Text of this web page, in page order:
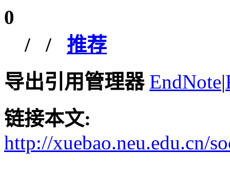
0
/ / 推荐
导出引用管理器 EndNote|
链接本文:
http://xuebao.neu.edu.cn/